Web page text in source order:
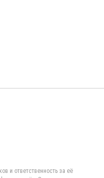
и ответственность за её